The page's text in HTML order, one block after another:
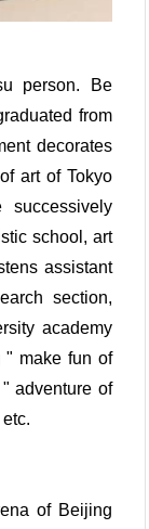
person. Be
from
decorates
art of Tokyo
successively
school, art
assistant
section,
academy
" make fun of
adventure of
of Beijing